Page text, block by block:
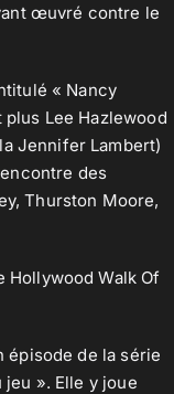
œuvré contre le
« Nancy
plus Lee Hazlewood
Jennifer Lambert)
des
Thurston Moore,
Hollywood Walk Of
épisode de la série
». Elle y joue